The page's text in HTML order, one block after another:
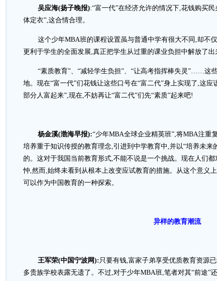
吴应海(扬子晚报):“富一代”在经济允许的情况下,花钱购买
体定衣”,这合情合理。
这个少年MBA班的课程设置虽与普通中学有很大不同,却不
更利于学生的全面发展,真正把学生从过重的课业负担中解放了出
“素质教育”、“减轻学生负担”、“让高考指挥棒失灵”……这
地。现在“富一代”们花钱让这些口号在“富二代”身上实现了,这
部分人富起来”,现在,不妨再让“富二代”们先“素质”起来吧!
杨金溪(渤海早报):“少年MBA全球企业精英班”,将MBA注重
培养重于知识传授的教育理念,引进到中学教育中,并以“培养未来
的。这对于我国当前教育形式,不能不说是一个挑战。现在人们
忡,然而,始终未看到从根本上改变应试教育的措施。从这个意义
可以作为中国教育的一种探索。
异样的教育潮流
王军荣(中国宁波网):只要有钱,富家子弟享受优质教育资源
多贵族学校表露无遗了。不过,对于少年MBA班,笔者对其“前途”